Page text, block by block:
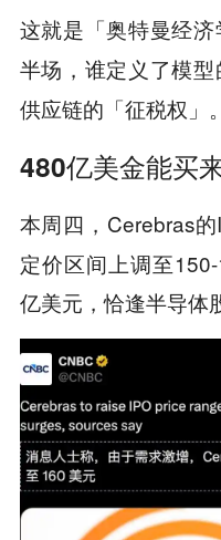
这就是「奥特曼经济
半场，谁定义了模
供应链的「征税权」。
480亿美金能买
本周四，Cerebras
定价区间上调至
亿美元，恰逢半导体